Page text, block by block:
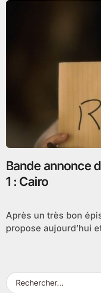
Bande annonce
1 : Cairo
Après un très bon épisode 1×07, je vous
propose aujourd’hui
R
e